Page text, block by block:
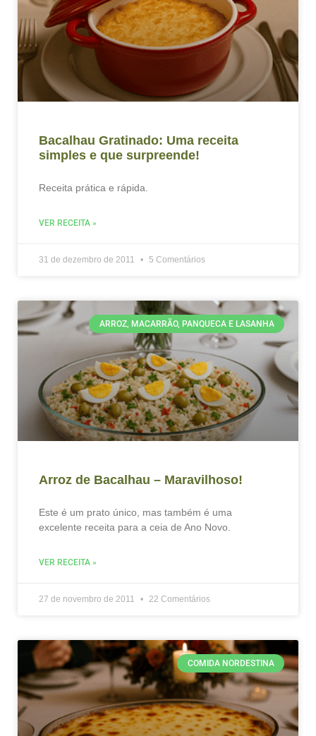
Bacalhau Gratinado: Uma receita
simples e que surpreende!
Receita prática e rápida.
VER RECEITA »
31 de dezembro de 2011 5 Comentários
ARROZ, MACARRÃO, PANQUECA E LASANHA
Arroz de Bacalhau – Maravilhoso!
Este é um prato único, mas também é uma
excelente receita para a ceia de Ano Novo.
VER RECEITA »
27 de novembro de 2011 22 Comentários
COMIDA NORDESTINA